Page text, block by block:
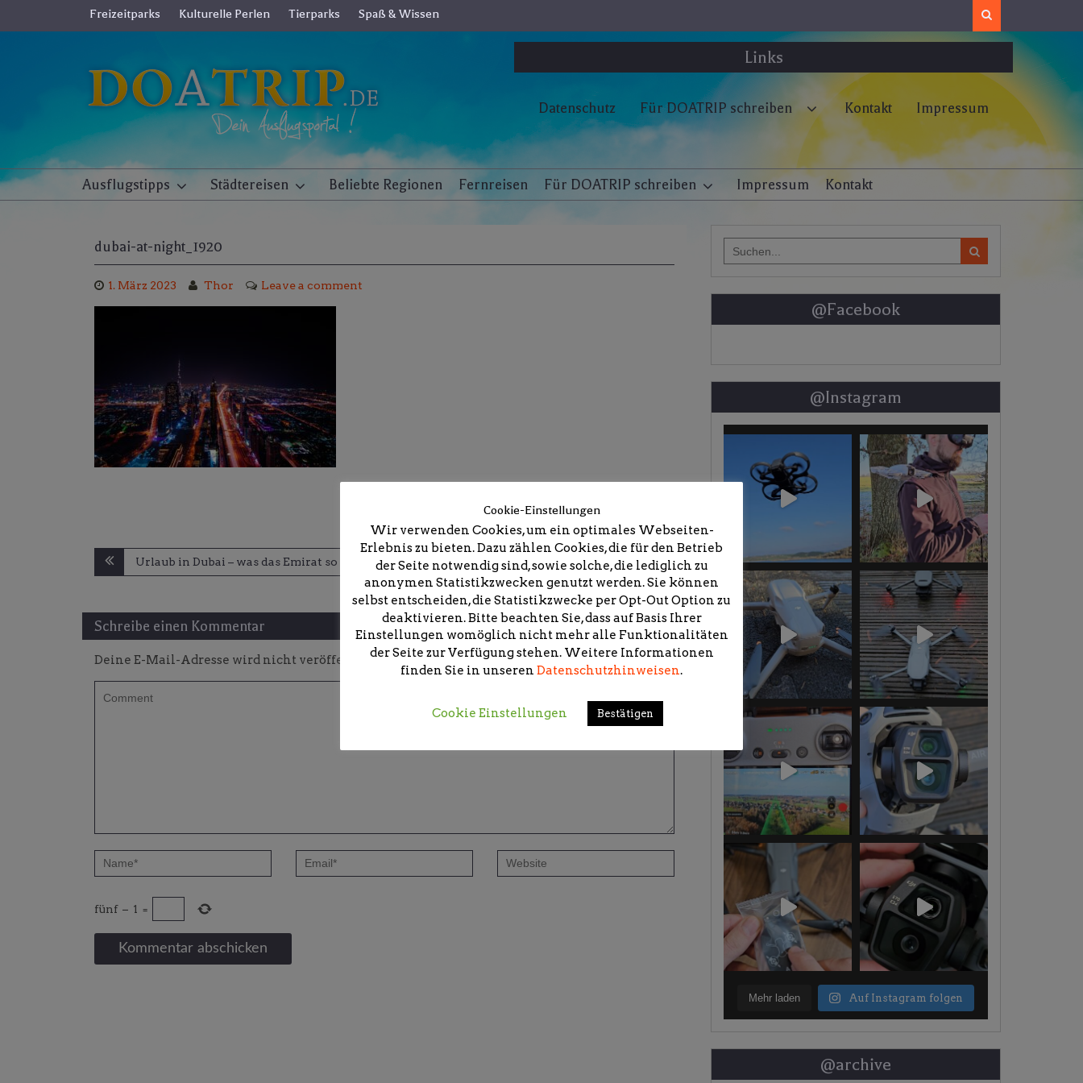
Freizeitparks Kulturelle Perlen Tierparks Spaß & Wissen
Links
Datenschutz Für DOATRIP schreiben Kontakt Impressum
Ausflugstipps Städtereisen Beliebte Regionen Fernreisen Für DOATRIP schreiben Impressum Kontakt
dubai-at-night_1920
1. März 2023 Thor Leave a comment
Beitragsnavigation
Urlaub in Dubai – was das Emirat so spektakulär macht
Schreibe einen Kommentar
Deine E-Mail-Adresse wird nicht veröffentlicht. Erforderliche Felder sind mit* markiert
fünf − 1 =
for:
@Facebook
@Instagram
Mehr laden Auf Instagram folgen
@archive
Cookie-Einstellungen
Wir verwenden Cookies, um ein optimales Webseiten-
Erlebnis zu bieten. Dazu zählen Cookies, die für den Betrieb
der Seite notwendig sind, sowie solche, die lediglich zu
anonymen Statistikzwecken genutzt werden. Sie können
selbst entscheiden, die Statistikzwecke per Opt-Out Option zu
deaktivieren. Bitte beachten Sie, dass auf Basis Ihrer
Einstellungen womöglich nicht mehr alle Funktionalitäten
der Seite zur Verfügung stehen. Weitere Informationen
finden Sie in unseren Datenschutzhinweisen.
Cookie Einstellungen Bestätigen